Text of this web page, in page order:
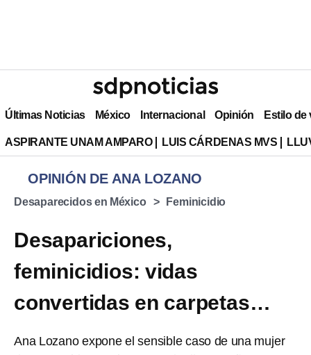
Últimas Noticias México Internacional Opinión Estilo de
ASPIRANTE UNAM AMPARO LUIS CÁRDENAS MVS
OPINIÓN DE ANA LOZANO
Desaparecidos en México Feminicidio
Desapariciones,
feminicidios: vidas
convertidas en carpetas…
Ana Lozano expone el sensible caso de una mujer